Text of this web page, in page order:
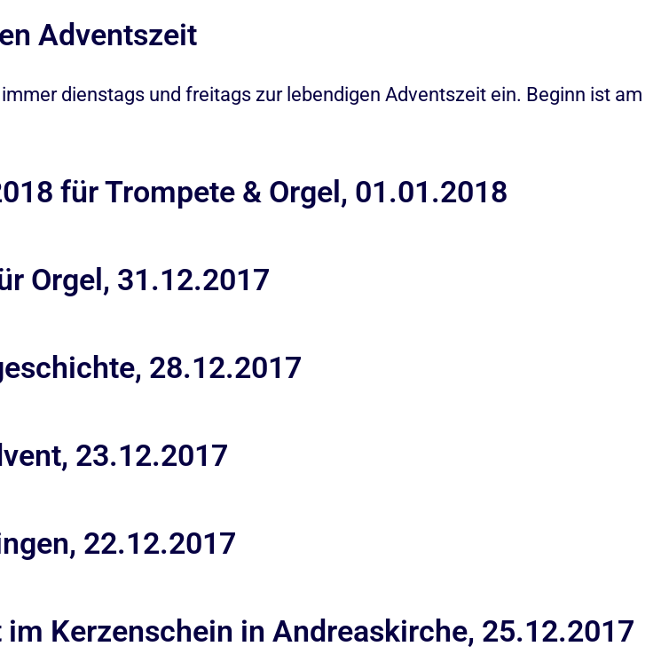
Adventszeit
dienstags und freitags zur lebendigen Adventszeit ein. Beginn ist am
für Trompete & Orgel, 01.01.2018
Orgel, 31.12.2017
28.12.2017
23.12.2017
22.12.2017
Kerzenschein in Andreaskirche, 25.12.2017